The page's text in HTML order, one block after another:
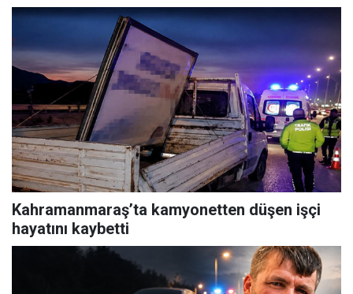
Kahramanmaraş’ta kamyonetten düşen işçi
hayatını kaybetti